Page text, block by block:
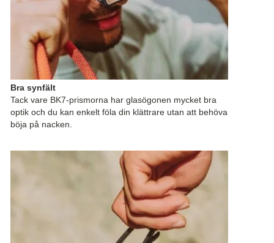
Bra synfält
Tack vare BK7-prismorna har glasögonen mycket bra
optik och du kan enkelt föla din klättrare utan att behöva
böja på nacken.